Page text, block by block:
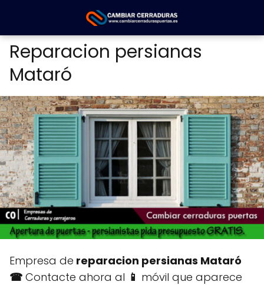
Reparacion persianas
Mataró
Empresa de reparacion persianas Mataró
☎ Contacte ahora al 📱 móvil que aparece